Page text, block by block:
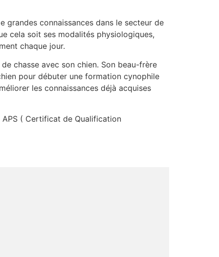
connaissances dans le secteur de
cela soit ses modalités physiologiques,
chaque jour.
chasse avec son chien. Son beau-frère
pour débuter une formation cynophile
les connaissances déjà acquises
( Certificat de Qualification